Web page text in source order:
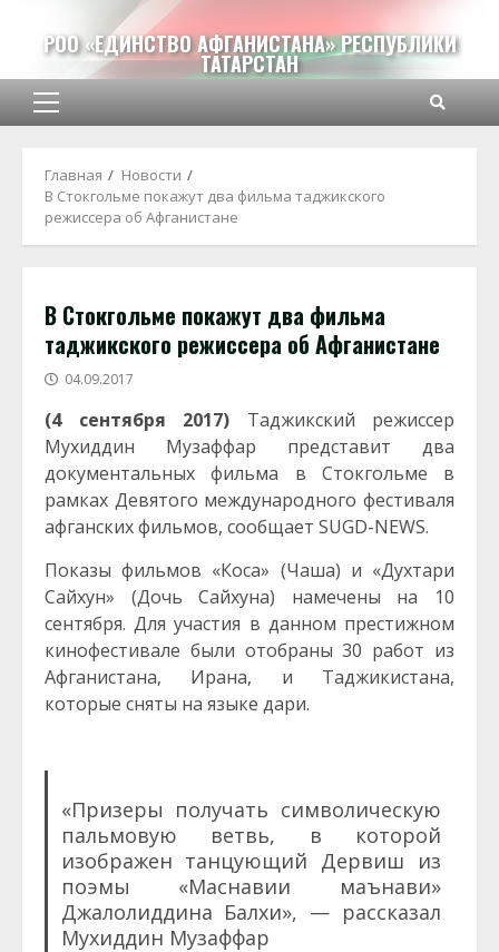
содержимому
РОО «ЕДИНСТВО АФГАНИСТАНА» РЕСПУБЛИКИ
ТАТАРСТАН
Основное
Главная
Новости
В Стокгольме покажут два фильма таджикского
режиссера об Афганистане
В Стокгольме покажут два фильма
таджикского режиссера об Афганистане
04.09.2017
(4 сентября 2017) Таджикский режиссер
Мухиддин Музаффар представит два
документальных фильма в Стокгольме в
рамках Девятого международного фестиваля
афганских фильмов, сообщает SUGD-NEWS.
Показы фильмов «Коса» (Чаша) и «Духтари
Сайхун» (Дочь Сайхуна) намечены на 10
сентября. Для участия в данном престижном
кинофестивале были отобраны 30 работ из
Афганистана, Ирана, и Таджикистана,
которые сняты на языке дари.
«Призеры получать символическую
пальмовую ветвь, в которой
изображен танцующий Дервиш из
поэмы «Маснавии маънави»
Джалолиддина Балхи», — рассказал
Мухиддин Музаффар